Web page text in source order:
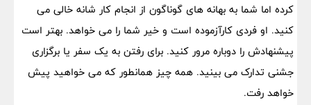
کرده اما شما به بهانه های گوناگون از انجام کار شانه خالی می
کنید. او فردی کارآزموده است و خیر شما را می خواهد. بهتر است
پیشنهادش را دوباره مرور کنید. برای رفتن به یک سفر یا برگزاری
جشنی تدارک می بینید. همه چیز همانطور که می خواهید پیش
خواهد رفت.